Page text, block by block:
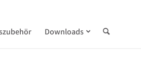
Downloads